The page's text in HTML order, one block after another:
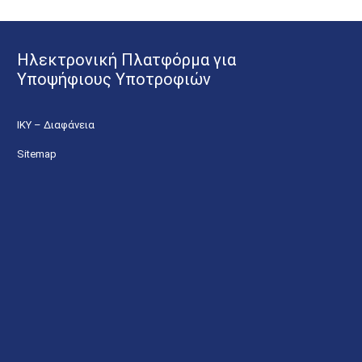
Ηλεκτρονική Πλατφόρμα για
Υποψήφιους Υποτροφιών
ΙΚΥ – Διαφάνεια
Sitemap